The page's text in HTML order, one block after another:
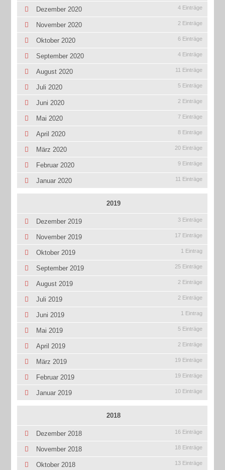
Dezember 2020 4 Einträge
November 2020 2 Einträge
Oktober 2020 6 Einträge
September 2020 4 Einträge
August 2020 11 Einträge
Juli 2020 5 Einträge
Juni 2020 2 Einträge
Mai 2020 7 Einträge
April 2020 8 Einträge
März 2020 20 Einträge
Februar 2020 9 Einträge
Januar 2020 11 Einträge
2019
Dezember 2019 3 Einträge
November 2019 17 Einträge
Oktober 2019 1 Eintrag
September 2019 25 Einträge
August 2019 2 Einträge
Juli 2019 2 Einträge
Juni 2019 1 Eintrag
Mai 2019 5 Einträge
April 2019 2 Einträge
März 2019 19 Einträge
Februar 2019 19 Einträge
Januar 2019 10 Einträge
2018
Dezember 2018 16 Einträge
November 2018 18 Einträge
Oktober 2018 13 Einträge